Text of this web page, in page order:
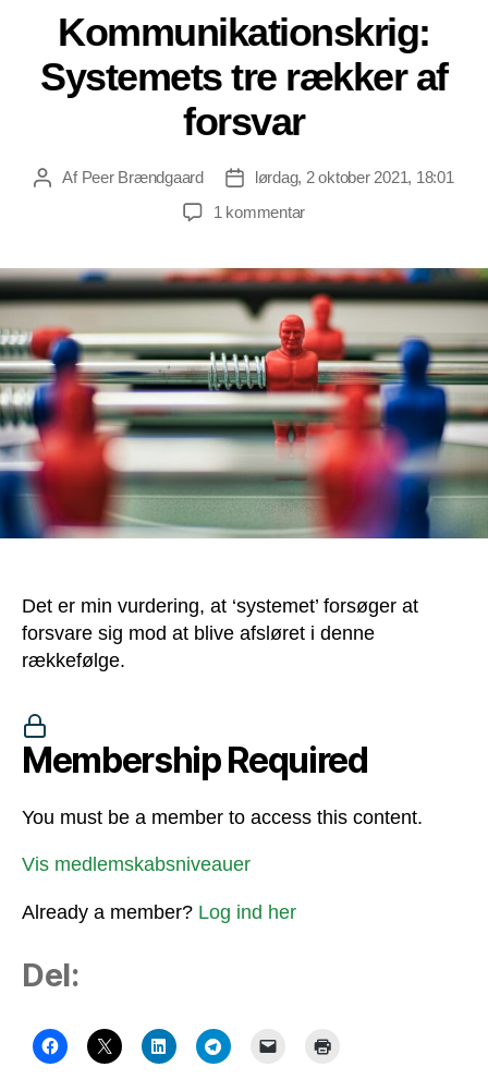
Kommunikationskrig:
Systemets tre rækker af
forsvar
Indlægsforfatter
Af Peer Brændgaard Indlægsdato
lørdag, 2 oktober 2021, 18:01
1 kommentartil
tre
rækker
af
forsvar
Det er min vurdering, at ‘systemet’ forsøger at
forsvare sig mod at blive afsløret i denne
rækkefølge.
Membership Required
You must be a member to access this content.
Vis medlemskabsniveauer
Already a member? Log ind her
Del: